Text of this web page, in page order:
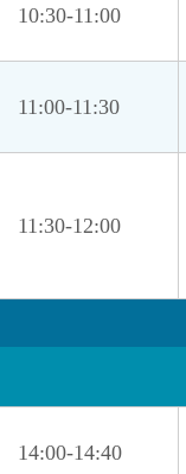
10:30-11:00
11:00-11:30
11:30-12:00
14:00-14:40
Fidelity
阿克苏纺织工
北
福能
江苏